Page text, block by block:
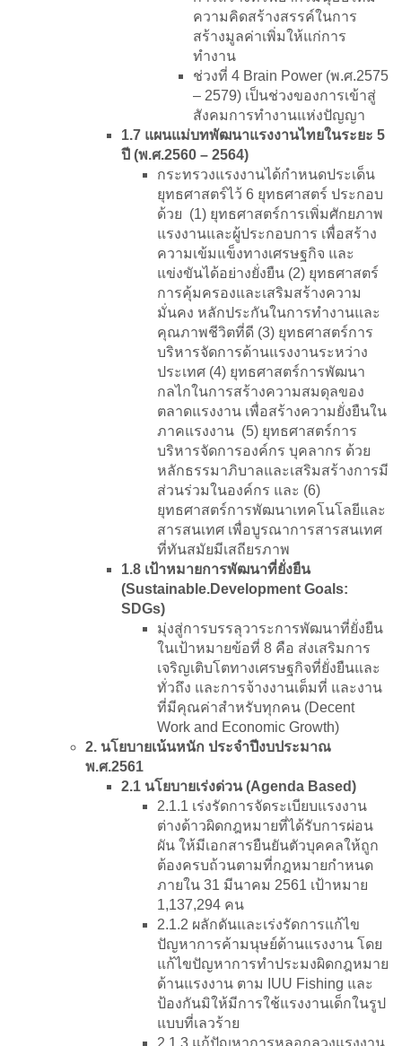
ความคิดสร้างสรรค์ในการ
สร้างมูลค่าเพิ่มให้แก่การ
ทำงาน
ช่วงที่ 4 Brain Power (พ.ศ.2575
– 2579) เป็นช่วงของการเข้าสู่
สังคมการทำงานแห่งปัญญา
1.7 แผนแม่บทพัฒนาแรงงานไทยในระยะ 5
ปี (พ.ศ.2560 – 2564)
กระทรวงแรงงานได้กำหนดประเด็น
ยุทธศาสตร์ไว้ 6 ยุทธศาสตร์ ประกอบ
ด้วย (1) ยุทธศาสตร์การเพิ่มศักยภาพ
แรงงานและผู้ประกอบการ เพื่อสร้าง
ความเข้มแข็งทางเศรษฐกิจ และ
แข่งขันได้อย่างยั่งยืน (2) ยุทธศาสตร์
การคุ้มครองและเสริมสร้างความ
มั่นคง หลักประกันในการทำงานและ
คุณภาพชีวิตที่ดี (3) ยุทธศาสตร์การ
บริหารจัดการด้านแรงงานระหว่าง
ประเทศ (4) ยุทธศาสตร์การพัฒนา
กลไกในการสร้างความสมดุลของ
ตลาดแรงงาน เพื่อสร้างความยั่งยืนใน
ภาคแรงงาน (5) ยุทธศาสตร์การ
บริหารจัดการองค์กร บุคลากร ด้วย
หลักธรรมาภิบาลและเสริมสร้างการมี
ส่วนร่วมในองค์กร และ (6)
ยุทธศาสตร์การพัฒนาเทคโนโลยีและ
สารสนเทศ เพื่อบูรณาการสารสนเทศ
ที่ทันสมัยมีเสถียรภาพ
1.8 เป้าหมายการพัฒนาที่ยั่งยืน
(Sustainable.Development Goals:
SDGs)
มุ่งสู่การบรรลุวาระการพัฒนาที่ยั่งยืน
ในเป้าหมายข้อที่ 8 คือ ส่งเสริมการ
เจริญเติบโตทางเศรษฐกิจที่ยั่งยืนและ
ทั่วถึง และการจ้างงานเต็มที่ และงาน
ที่มีคุณค่าสำหรับทุกคน (Decent
Work and Economic Growth)
2. นโยบายเน้นหนัก ประจำปีงบประมาณ
พ.ศ.2561
2.1 นโยบายเร่งด่วน (Agenda Based)
2.1.1 เร่งรัดการจัดระเบียบแรงงาน
ต่างด้าวผิดกฎหมายที่ได้รับการผ่อน
ผัน ให้มีเอกสารยืนยันตัวบุคคลให้ถูก
ต้องครบถ้วนตามที่กฎหมายกำหนด
ภายใน 31 มีนาคม 2561 เป้าหมาย
1,137,294 คน
2.1.2 ผลักดันและเร่งรัดการแก้ไข
ปัญหาการค้ามนุษย์ด้านแรงงาน โดย
แก้ไขปัญหาการทำประมงผิดกฎหมาย
ด้านแรงงาน ตาม IUU Fishing และ
ป้องกันมิให้มีการใช้แรงงานเด็กในรูป
แบบที่เลวร้าย
2.1.3 แก้ปัญหาการหลอกลวงแรงงาน